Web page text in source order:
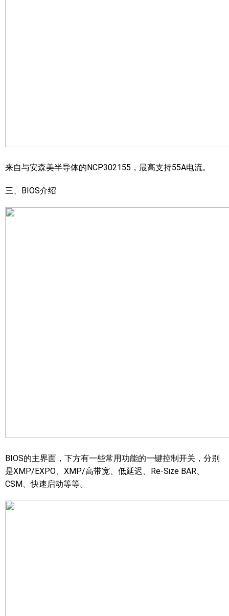
来自与安森美半导体的NCP302155，最高支持55A电流。
三、BIOS介绍
BIOS的主界面，下方有一些常用功能的一键控制开关，分别
是XMP/EXPO、XMP/高带宽、低延迟、Re-Size BAR、
CSM、快速启动等等。